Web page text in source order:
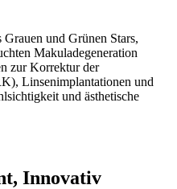
und Grünen Stars,
Makuladegeneration
zur Korrektur der
Linsenimplantationen und
und ästhetische
Innovativ